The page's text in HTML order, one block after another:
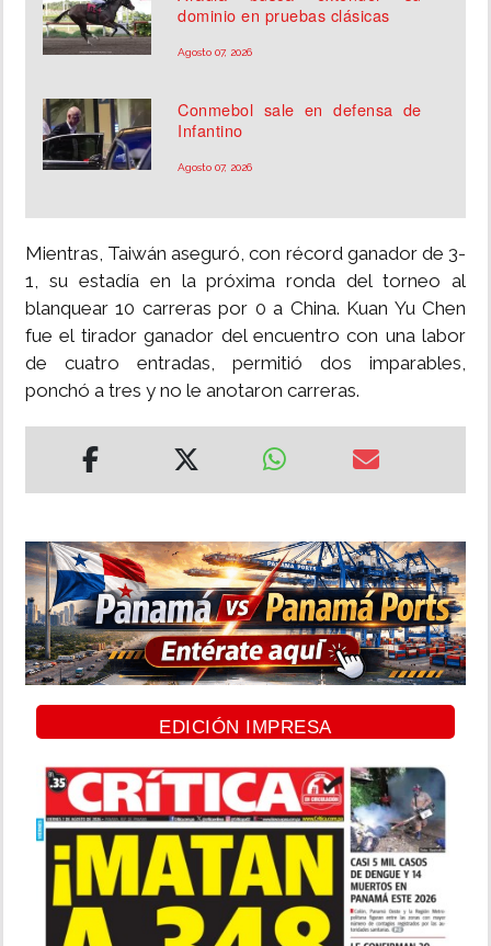
dominio en pruebas clásicas
Agosto 07, 2026
Conmebol sale en defensa de
Infantino
Agosto 07, 2026
Mientras, Taiwán aseguró, con récord ganador de 3-
1, su estadía en la próxima ronda del torneo al
blanquear 10 carreras por 0 a China. Kuan Yu Chen
fue el tirador ganador del encuentro con una labor
de cuatro entradas, permitió dos imparables,
ponchó a tres y no le anotaron carreras.
EDICIÓN IMPRESA